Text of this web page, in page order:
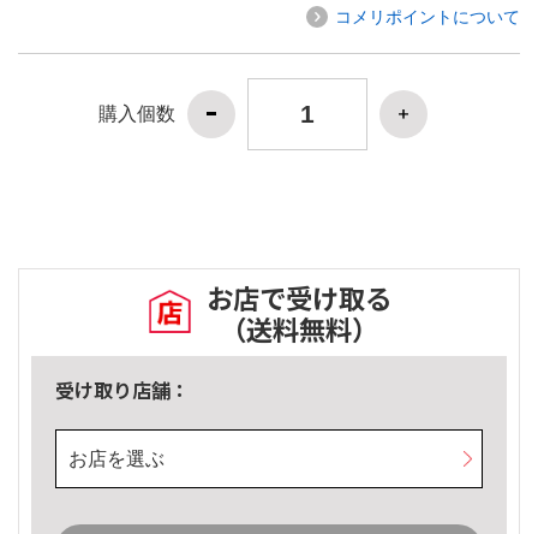
コメリポイントについて
購入個数
お店で受け取る
（送料無料）
受け取り店舗：
お店を選ぶ